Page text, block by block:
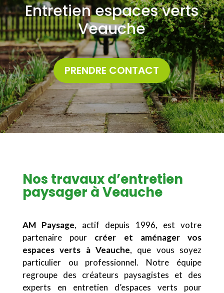
Entretien espaces verts
Veauche
PRENDRE CONTACT
Nos travaux d’entretien
paysager à Veauche
AM Paysage, actif depuis 1996, est votre
partenaire pour créer et aménager vos
espaces verts à Veauche, que vous soyez
particulier ou professionnel. Notre équipe
regroupe des créateurs paysagistes et des
experts en entretien d’espaces verts pour